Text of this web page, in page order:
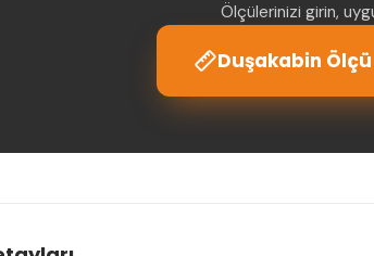
Ölçülerinizi girin,
Duşakabin